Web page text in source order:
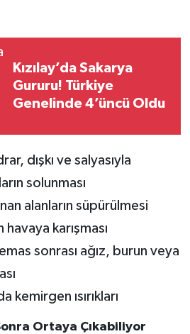
Kızılay’da Sakarya
Gururu! Türkiye
Genelinde 4’üncü Oldu
dışkı ve salyasıyla
solunması
alanların süpürülmesi
havaya karışması
sonrası ağız, burun veya
kemirgen ısırıkları
Ortaya Çıkabiliyor